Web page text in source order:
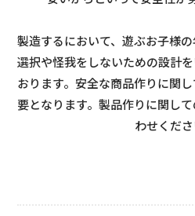
製造するにおいて、遊ぶお子様
選択や怪我をしないための設計
おります。安全な商品作りに関
要となります。製品作りに関し
わせくださ